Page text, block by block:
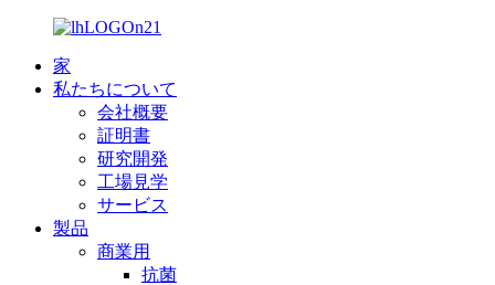
家
私たちについて
会社概要
証明書
研究開発
工場見学
サービス
製品
商業用
抗菌